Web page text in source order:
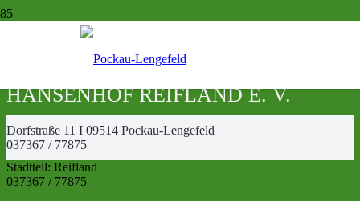
REIT- UND FAHRVEREIN
HANSENHOF REIFLAND E. V.
Dorfstraße 11 I 09514 Pockau-Lengefeld
037367 / 77875
Stadtteil: Reifland
037367 / 77875